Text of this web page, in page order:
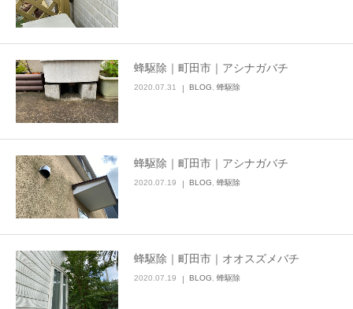
蜂駆除｜町田市｜アシナガバチ
2020.07.31 BLOG 蜂駆除
蜂駆除｜町田市｜アシナガバチ
2020.07.19 BLOG 蜂駆除
蜂駆除｜町田市｜オオスズメバチ
2020.07.19 BLOG 蜂駆除